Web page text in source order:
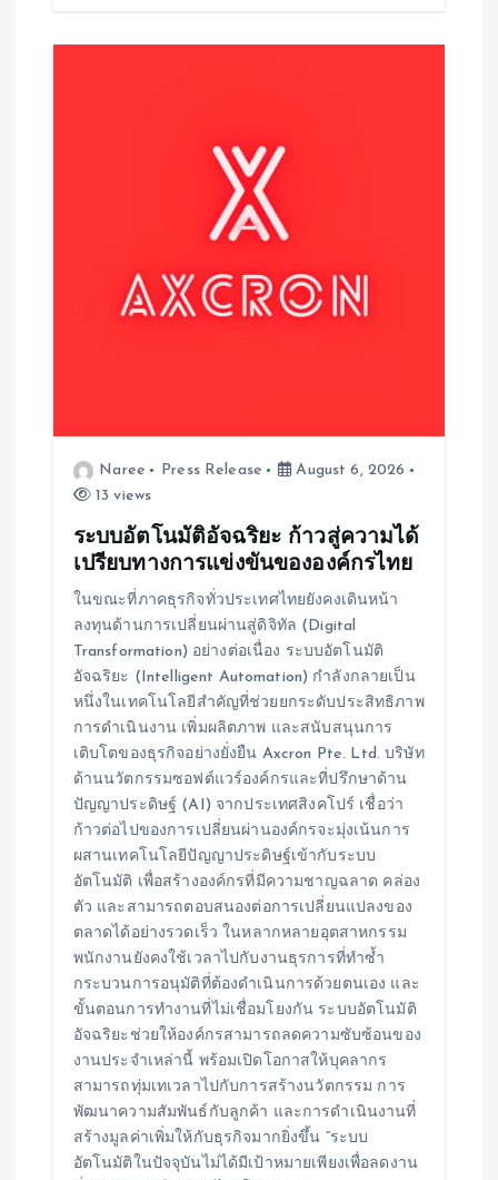
Naree Press Release
August 6, 2026
13 views
ระบบอัตโนมัติอัจฉริยะ ก้าวสู่ความได้
เปรียบทางการแข่งขันขององค์กรไทย
ในขณะที่ภาคธุรกิจทั่วประเทศไทยยังคงเดินหน้า
ลงทุนด้านการเปลี่ยนผ่านสู่ดิจิทัล (Digital
Transformation) อย่างต่อเนื่อง ระบบอัตโนมัติ
อัจฉริยะ (Intelligent Automation) กำลังกลายเป็น
หนึ่งในเทคโนโลยีสำคัญที่ช่วยยกระดับประสิทธิภาพ
การดำเนินงาน เพิ่มผลิตภาพ และสนับสนุนการ
เติบโตของธุรกิจอย่างยั่งยืน Axcron Pte. Ltd. บริษัท
ด้านนวัตกรรมซอฟต์แวร์องค์กรและที่ปรึกษาด้าน
ปัญญาประดิษฐ์ (AI) จากประเทศสิงคโปร์ เชื่อว่า
ก้าวต่อไปของการเปลี่ยนผ่านองค์กรจะมุ่งเน้นการ
ผสานเทคโนโลยีปัญญาประดิษฐ์เข้ากับระบบ
อัตโนมัติ เพื่อสร้างองค์กรที่มีความชาญฉลาด คล่อง
ตัว และสามารถตอบสนองต่อการเปลี่ยนแปลงของ
ตลาดได้อย่างรวดเร็ว ในหลากหลายอุตสาหกรรม
พนักงานยังคงใช้เวลาไปกับงานธุรการที่ทำซ้ำ
กระบวนการอนุมัติที่ต้องดำเนินการด้วยตนเอง และ
ขั้นตอนการทำงานที่ไม่เชื่อมโยงกัน ระบบอัตโนมัติ
อัจฉริยะช่วยให้องค์กรสามารถลดความซับซ้อนของ
งานประจำเหล่านี้ พร้อมเปิดโอกาสให้บุคลากร
สามารถทุ่มเทเวลาไปกับการสร้างนวัตกรรม การ
พัฒนาความสัมพันธ์กับลูกค้า และการดำเนินงานที่
สร้างมูลค่าเพิ่มให้กับธุรกิจมากยิ่งขึ้น “ระบบ
อัตโนมัติในปัจจุบันไม่ได้มีเป้าหมายเพียงเพื่อลดงาน